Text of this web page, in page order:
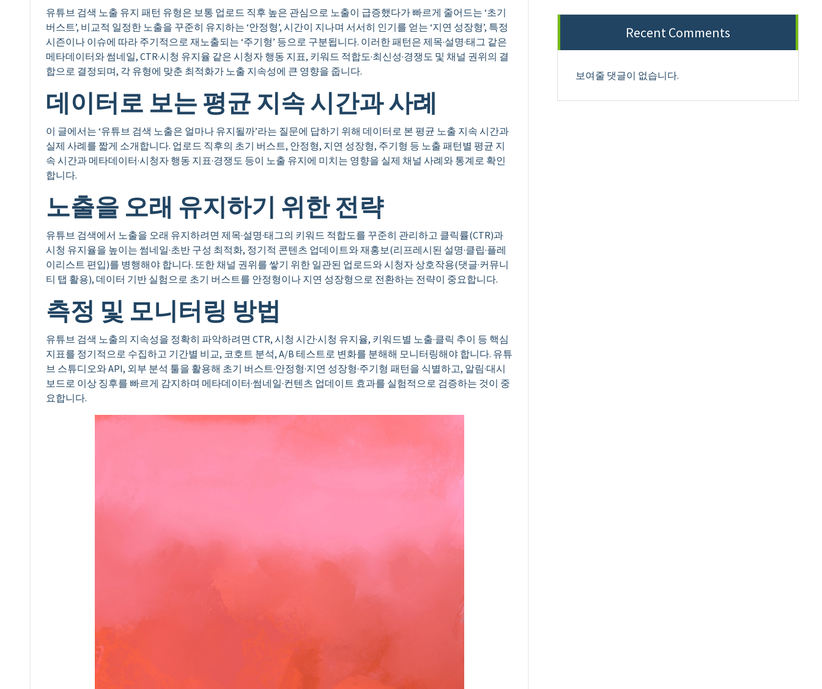
유튜브 검색 노출 유지 패턴 유형은 보통 업로드 직후 높은 관심으로 노출이 급증했다가 빠르게 줄어드는 ‘초기
버스트’, 비교적 일정한 노출을 꾸준히 유지하는 ‘안정형’, 시간이 지나며 서서히 인기를 얻는 ‘지연 성장형’, 특정
시즌이나 이슈에 따라 주기적으로 재노출되는 ‘주기형’ 등으로 구분됩니다. 이러한 패턴은 제목·설명·태그 같은
메타데이터와 썸네일, CTR·시청 유지율 같은 시청자 행동 지표, 키워드 적합도·최신성·경쟁도 및 채널 권위의 결
합으로 결정되며, 각 유형에 맞춘 최적화가 노출 지속성에 큰 영향을 줍니다.
데이터로 보는 평균 지속 시간과 사례
이 글에서는 ‘유튜브 검색 노출은 얼마나 유지될까’라는 질문에 답하기 위해 데이터로 본 평균 노출 지속 시간과
실제 사례를 짧게 소개합니다. 업로드 직후의 초기 버스트, 안정형, 지연 성장형, 주기형 등 노출 패턴별 평균 지
속 시간과 메타데이터·시청자 행동 지표·경쟁도 등이 노출 유지에 미치는 영향을 실제 채널 사례와 통계로 확인
합니다.
노출을 오래 유지하기 위한 전략
유튜브 검색에서 노출을 오래 유지하려면 제목·설명·태그의 키워드 적합도를 꾸준히 관리하고 클릭률(CTR)과
시청 유지율을 높이는 썸네일·초반 구성 최적화, 정기적 콘텐츠 업데이트와 재홍보(리프레시된 설명·클립·플레
이리스트 편입)를 병행해야 합니다. 또한 채널 권위를 쌓기 위한 일관된 업로드와 시청자 상호작용(댓글·커뮤니
티 탭 활용), 데이터 기반 실험으로 초기 버스트를 안정형이나 지연 성장형으로 전환하는 전략이 중요합니다.
측정 및 모니터링 방법
유튜브 검색 노출의 지속성을 정확히 파악하려면 CTR, 시청 시간·시청 유지율, 키워드별 노출·클릭 추이 등 핵심
지표를 정기적으로 수집하고 기간별 비교, 코호트 분석, A/B 테스트로 변화를 분해해 모니터링해야 합니다. 유튜
브 스튜디오와 API, 외부 분석 툴을 활용해 초기 버스트·안정형·지연 성장형·주기형 패턴을 식별하고, 알림·대시
보드로 이상 징후를 빠르게 감지하며 메타데이터·썸네일·컨텐츠 업데이트 효과를 실험적으로 검증하는 것이 중
요합니다.
Recent Comments
보여줄 댓글이 없습니다.